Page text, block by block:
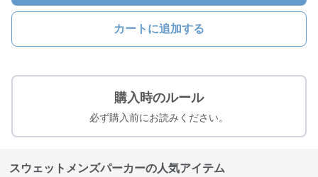
カートに追加する
購入時のルール
必ず購入前にお読みください。
スウェットメンズパーカーの人気アイテム